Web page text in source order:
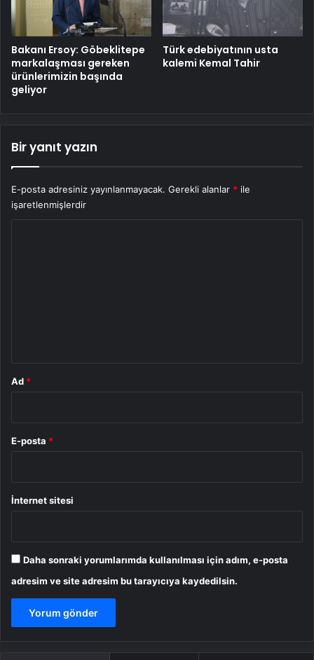
Bakanı Ersoy: Göbeklitepe
markalaşması gereken
ürünlerimizin başında
geliyor
Türk edebiyatının usta
kalemi Kemal Tahir
Bir yanıt yazın
E-posta adresiniz yayınlanmayacak. Gerekli alanlar * ile
işaretlenmişlerdir
Ad *
E-posta *
İnternet sitesi
Daha sonraki yorumlarımda kullanılması için adım, e-posta
adresim ve site adresim bu tarayıcıya kaydedilsin.